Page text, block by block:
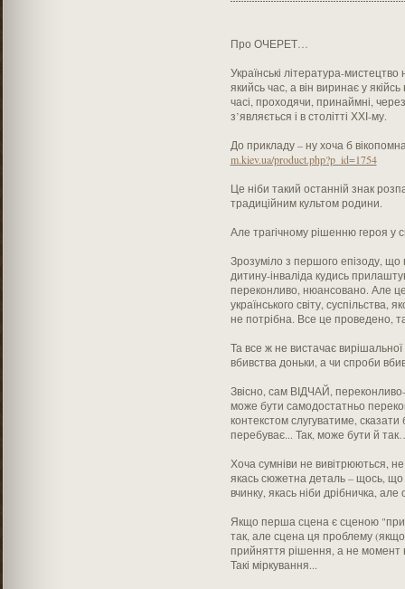
Про ОЧЕРЕТ…
Українські література-
якийсь час, а він виринає у
часі, проходячи, принаймні,
з’являється і в столітті ХХІ-му.
До прикладу – ну хоча б
m.kiev.ua/product.php?p_id=1754
Це ніби такий останній знак
традиційним культом родини.
Але трагічному рішенню героя у
Зрозуміло з першого епізоду, що
дитину-інваліда кудись
переконливо, нюансовано. Але
українського світу,
не потрібна. Все це проведено,
Та все ж не вистачає вирішальної
вбивства доньки, а чи спроби
Звісно, сам ВІДЧАЙ,
може бути самодостатньо
контекстом слугуватиме, сказати
перебуває... Так, може бути й
Хоча сумніви не вивітрюються,
якась сюжетна деталь – щось, що
вчинку, якась ніби дрібничка, але
Якщо перша сцена є сценою
так, але сцена ця проблему
прийняття рішення, а не момент
Такі міркування...